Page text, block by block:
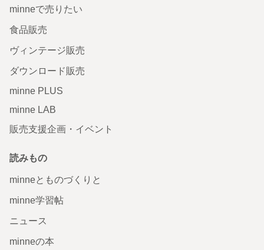
minneで売りたい
食品販売
ヴィンテージ販売
ダウンロード販売
minne PLUS
minne LAB
販売支援企画・イベント
読みもの
minneとものづくりと
minne学習帖
ニュース
minneの本